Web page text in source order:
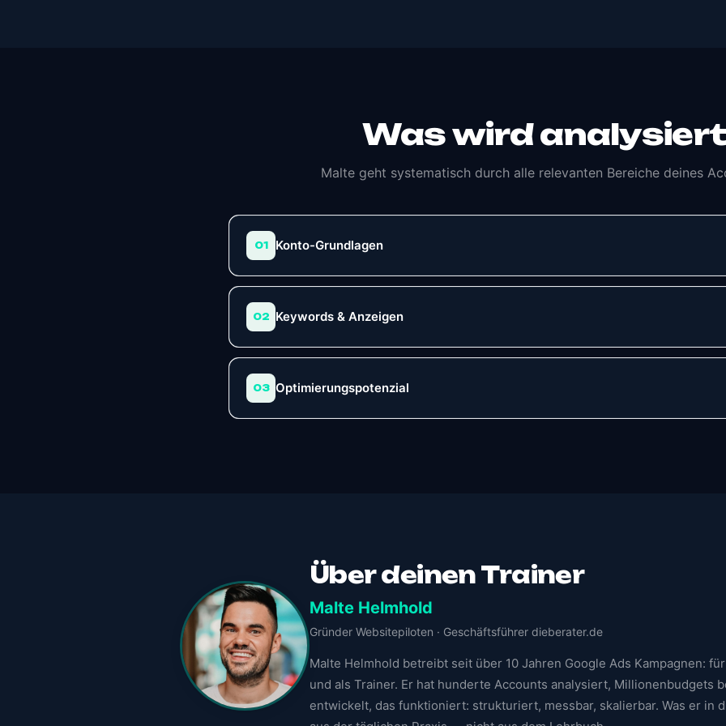
Was wird analysiert
Malte geht systematisch durch alle relevanten Bereiche deines
01 Konto-Grundlagen
02 Keywords & Anzeigen
03 Optimierungspotenzial
Über deinen Trainer
Malte Helmhold
Gründer Websitepiloten · Geschäftsführer dieberater.de
Malte Helmhold betreibt seit über 10 Jahren Google Ads Kampagnen:
und als Trainer. Er hat hunderte Accounts analysiert, Millionenbudgets
entwickelt, das funktioniert: strukturiert, messbar, skalierbar. Was er in